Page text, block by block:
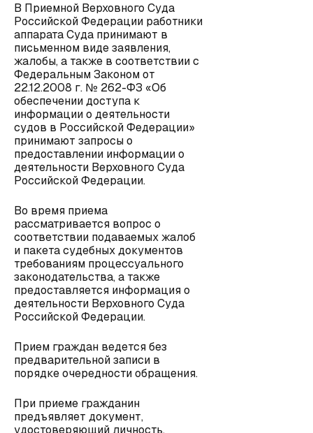
В Приемной Верховного Суда
Российской Федерации работники
аппарата Суда принимают в
письменном виде заявления,
жалобы, а также в соответствии с
Федеральным Законом от
22.12.2008 г. № 262-ФЗ «Об
обеспечении доступа к
информации о деятельности
судов в Российской Федерации»
принимают запросы о
предоставлении информации о
деятельности Верховного Суда
Российской Федерации.
Во время приема
рассматривается вопрос о
соответствии подаваемых жалоб
и пакета судебных документов
требованиям процессуального
законодательства, а также
предоставляется информация о
деятельности Верховного Суда
Российской Федерации.
Прием граждан ведется без
предварительной записи в
порядке очередности обращения.
При приеме гражданин
предъявляет документ,
удостоверяющий личность.